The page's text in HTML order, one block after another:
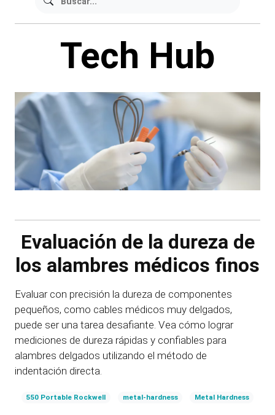
Tech Hub
Evaluación de la dureza de
los alambres médicos finos
Evaluar con precisión la dureza de componentes
pequeños, como cables médicos muy delgados,
puede ser una tarea desafiante. Vea cómo lograr
mediciones de dureza rápidas y confiables para
alambres delgados utilizando el método de
indentación directa.
550 Portable Rockwell metal-hardness Metal Hardness